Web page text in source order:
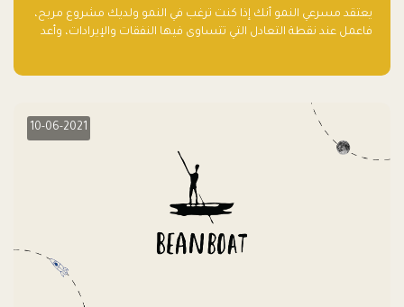
يعتقد مسرعي النمو أنك إذا كنت ترغب في النمو ولديك مشروع مربح،
فاعمل عند نقطة التعادل التي تتساوى فيها النفقات والإيرادات، وأعد
10-06-2021